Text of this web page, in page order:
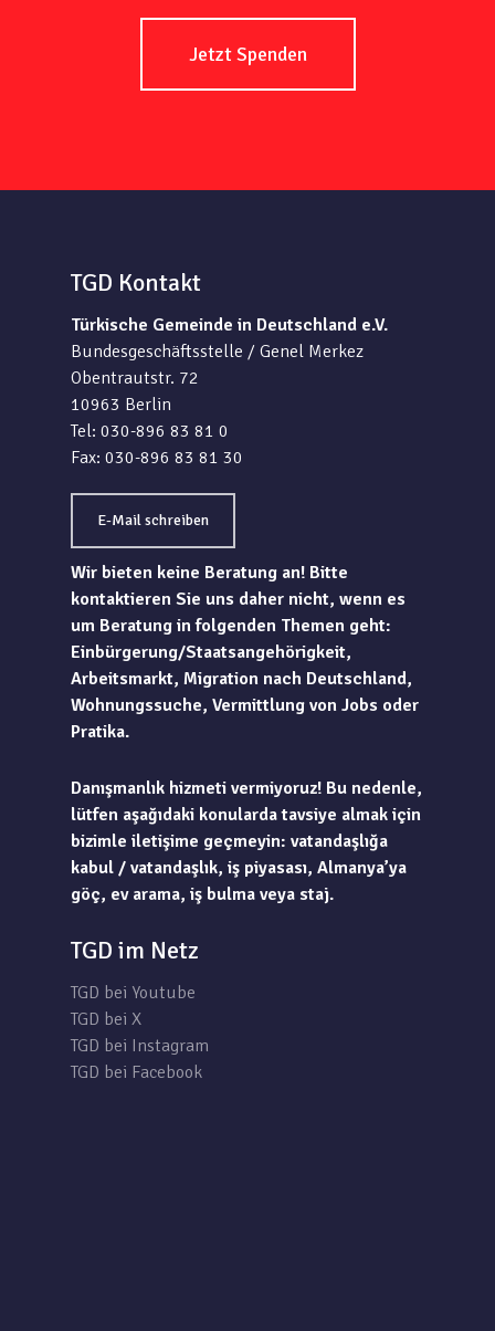
Jetzt Spenden
TGD Kontakt
Türkische Gemeinde in Deutschland e.V.
Bundesgeschäftsstelle / Genel Merkez
Obentrautstr. 72
10963 Berlin
Tel: 030-896 83 81 0
Fax: 030-896 83 81 30
E-Mail schreiben
Wir bieten keine Beratung an! Bitte
kontaktieren Sie uns daher nicht, wenn es
um Beratung in folgenden Themen geht:
Einbürgerung/Staatsangehörigkeit,
Arbeitsmarkt, Migration nach Deutschland,
Wohnungssuche, Vermittlung von Jobs oder
Pratika.
Danışmanlık hizmeti vermiyoruz! Bu nedenle,
lütfen aşağıdaki konularda tavsiye almak için
bizimle iletişime geçmeyin: vatandaşlığa
kabul / vatandaşlık, iş piyasası, Almanya’ya
göç, ev arama, iş bulma veya staj.
TGD im Netz
TGD bei Youtube
TGD bei X
TGD bei Instagram
TGD bei Facebook